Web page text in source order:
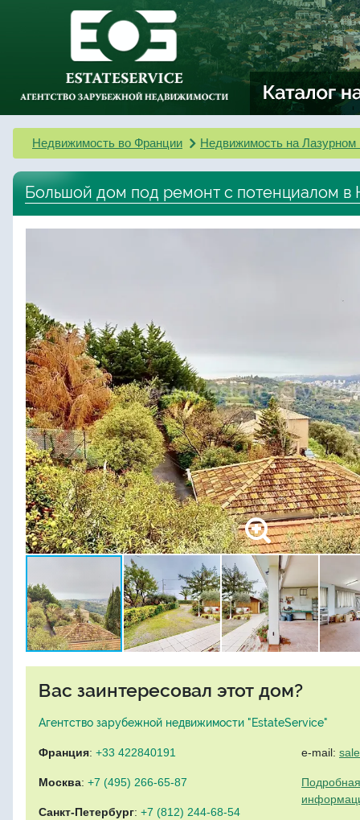
Недвижимость во Франции Недвижимость на Лазурном
Большой дом под ремонт с потенциалом в
Вас заинтересовал этот дом?
Агентство зарубежной недвижимости "EstateService"
Франция: +33 422840191
Москва: +7 (495) 266-65-87
Санкт-Петербург: +7 (812) 244-68-54
e-mail: